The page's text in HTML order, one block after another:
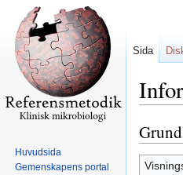
Hoppa
till
Hoppa
till
sök
Sida
Huvudsida
Gemenskapens portal